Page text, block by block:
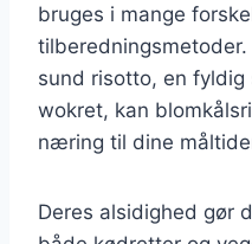
bruges i mange
sund risotto, en
wokret, kan
næring til dine
Deres alsidighed gør